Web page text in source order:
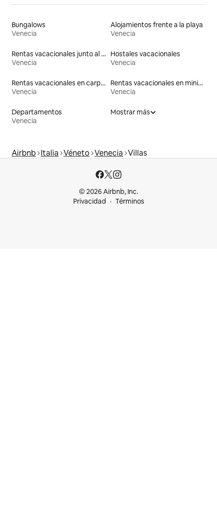
Bungalows
Venecia
Alojamientos frente a la playa
Venecia
Rentas vacacionales junto al agua
Venecia
Hostales vacacionales
Venecia
Rentas vacacionales en carpas
Venecia
Rentas vacacionales en minicasas
Venecia
Departamentos
Venecia
Mostrar más
Airbnb Italia Véneto Venecia Villas
© 2026 Airbnb, Inc.
Privacidad
Términos